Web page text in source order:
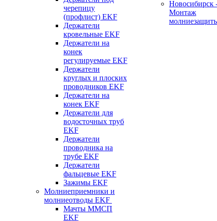
черепицу
(профлист) EKF
Держатели
кровельные EKF
Держатели на
конек
регулируемые EKF
Держатели
круглых и плоских
проводников EKF
Держатели на
конек EKF
Держатели для
водосточных труб
EKF
Держатели
проводника на
трубе EKF
Держатели
фальцевые EKF
Зажимы EKF
Молниеприемники и
молниеотводы EKF
Мачты ММСП
EKF
Новосибирск
Монтаж